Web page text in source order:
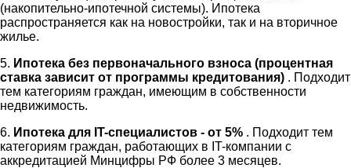
(накопительно-ипотечной системы). Ипотека
распространяется как на новостройки, так и на вторичное
жилье.
5. Ипотека без первоначального взноса (процентная
ставка зависит от программы кредитования) . Подходит
тем категориям граждан, имеющим в собственности
недвижимость.
6. Ипотека для IT-специалистов - от 5% . Подходит тем
категориям граждан, работающих в IT-компании с
аккредитацией Минцифры РФ более 3 месяцев.